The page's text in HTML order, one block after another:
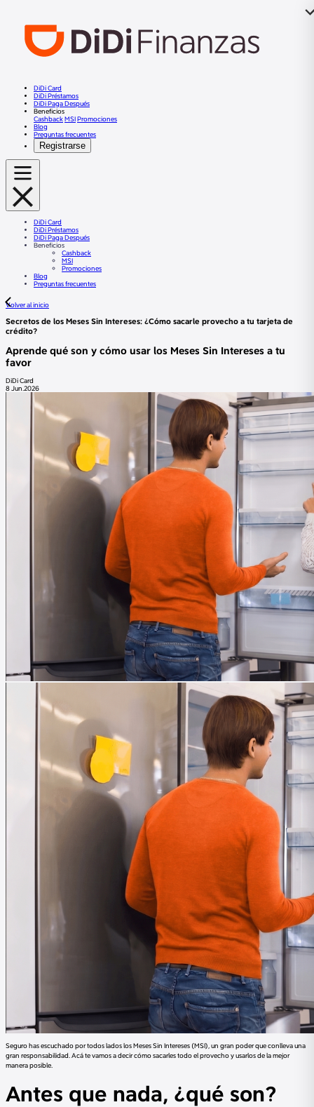
DiDi Card
DiDi Préstamos
DiDi Paga Después
Beneficios
CashbackMSIPromociones
Blog
Preguntas frecuentes
Registrarse
DiDi Card
DiDi Préstamos
DiDi Paga Después
Beneficios
Cashback
MSI
Promociones
Blog
Preguntas frecuentes
Volver al inicio
Secretos de los Meses Sin Intereses: ¿Cómo sacarle provecho a tu tarjeta de
crédito?
Aprende qué son y cómo usar los Meses Sin Intereses a tu
favor
DiDi Card
8 Jun.2026
Seguro has escuchado por todos lados los Meses Sin Intereses (MSI), un gran poder que conlleva una
gran responsabilidad. Acá te vamos a decir cómo sacarles todo el provecho y usarlos de la mejor
manera posible.
Antes que nada, ¿qué son?